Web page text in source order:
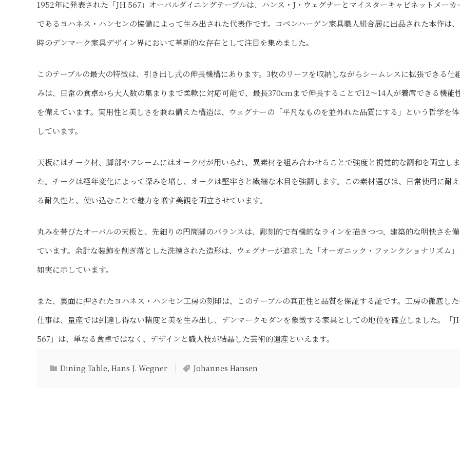
1952年に発表された「JH 567」オーバルダイニングテーブルは、ハンス・J・ウェグナーとマイスターキャビネットメーカ
であるヨハネス・ハンセンの協働によって生み出された代表作です。コペンハーゲン家具職人組合展に出品された本作は
時のデンマーク家具デザイン界において革新的な存在として注目を集めました。
このテーブルの最大の特徴は、引き出し式の伸長機構にあります。3枚のリーフを収納しながらシームレスに拡張できる仕
みは、日常の食卓から大人数の集まりまで柔軟に対応可能で、最長370cmまで伸長することで12〜14人が着席できる機能
を備えています。実用性と美しさを兼ね備えた構造は、ウェグナーの「平凡なものを並外れた品質にする」という哲学を
しています。
天板にはチーク材、脚部やフレームにはオーク材が用いられ、異素材を組み合わせることで強度と視覚的な調和を両立し
た。チークは経年変化によって深みを増し、オークは堅牢さと繊細な木目を強調します。この素材選びは、日常使用に耐え
る耐久性と、使い込むことで魅力を増す美観を両立させています。
丸みを帯びたオーバルの天板と、先細りの円筒脚のバランスは、彫刻的で有機的なラインを描きつつ、建築的な明快さを
ています。余計な装飾を削ぎ落とした洗練された造形は、ウェグナーが追求した「オーガニック・ファンクショナリズム」
如実に示しています。
また、裏面に押されたヨハネス・ハンセン工房の刻印は、このテーブルの真正性と品質を保証する証です。工房の徹底し
仕事は、量産では到達し得ない精度と美を生み出し、デンマークモダンを象徴する家具としての地位を確立しました。「
567」は、単なる食卓ではなく、デザインと職人技が結晶した芸術的遺産といえます。
Dining Table, Hans J. Wegner Johannes Hansen